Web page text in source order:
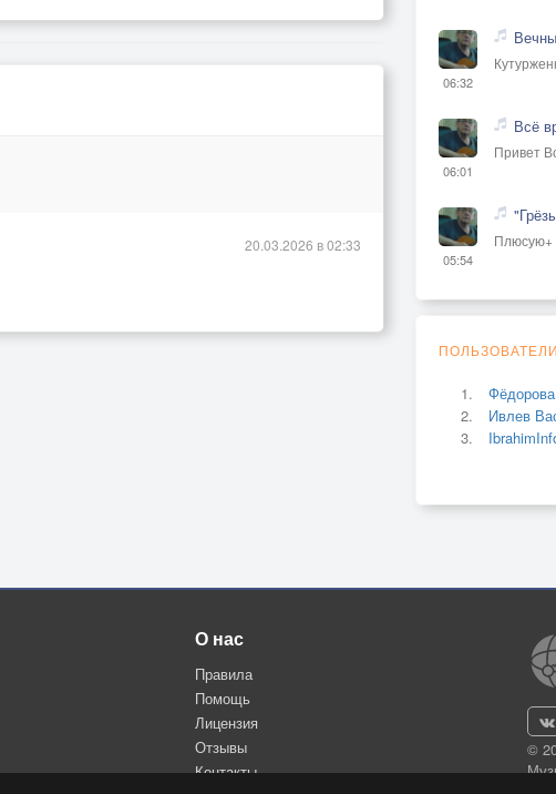
20.03.2026 в 02:33
06:32
06:01
Всё
Привет
05:54
Плюсую+
Ивлев
О нас
Правила
Помощь
Лицензия
Отзывы
Контакты
©